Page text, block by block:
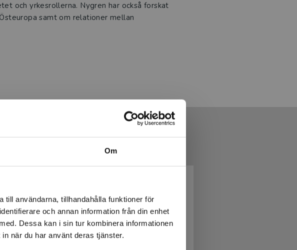
Om
till användarna, tillhandahålla funktioner för
och annan information från din enhet
Dessa kan i sin tur kombinera informationen
när du har använt deras tjänster.
via en
utanför
och yrkesrollerna. Nygren har också forskat
samt om relationer mellan